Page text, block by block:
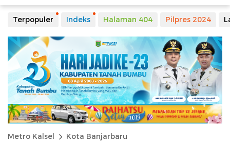
Terpopuler Indeks Halaman 404 Pilpres 2024
Metro Kalsel Kota Banjarbaru